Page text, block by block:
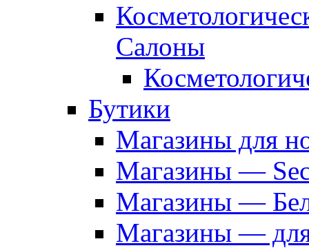
Салоны
Бутики
Магазины для
Магазины —
Магазины —
Магазины —